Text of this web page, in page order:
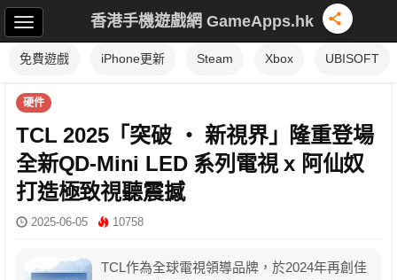
香港手機遊戲網 GameApps.hk
免費遊戲 iPhone更新 Steam Xbox UBISOFT
硬件
TCL 2025「突破 ‧ 新視界」隆重登場
全新QD-Mini LED 系列電視 x 阿仙奴
打造極致視聽震撼
2025-06-05 10758
TCL作為全球電視領導品牌，於2024年再創佳